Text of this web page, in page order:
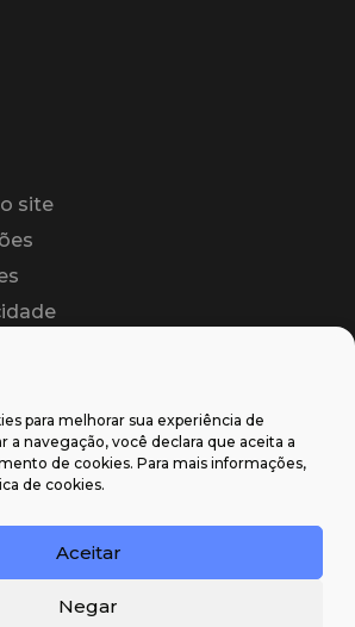
para melhorar sua experiência de
a navegação, você declara que aceita a
de cookies. Para mais informações,
de cookies.
Aceitar
Negar
site